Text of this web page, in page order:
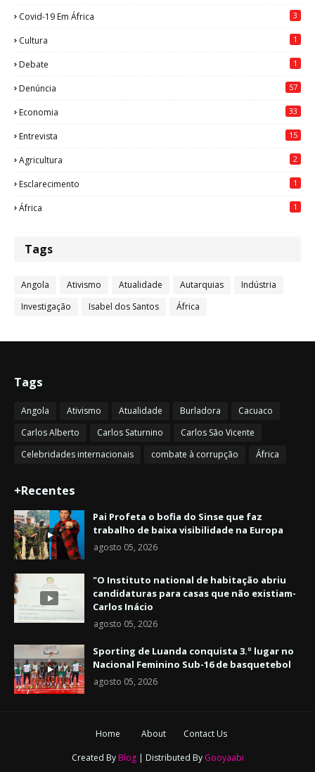
Covid-19 Em África 3
Cultura 1
Debate 1
Denúncia 57
Economia 33
Entrevista 15
Agricultura 2
Esclarecimento 1
África 1
Tags
Angola Ativismo Atualidade Autarquias
Indústria
Investigação
Isabel dos Santos África
Tags
Angola Ativismo Atualidade Burladora
Cacuaco
Carlos Alberto
Carlos Saturnino
Carlos São Vicente
Celebridades internacionais
combate à corrupção África
+Recentes
Pai Profeta o bofia do Sinse que faz
trabalho de baixa visibilidade na Europa
agosto 05, 2026
"O Instituto national de habitação abriu
candidaturas para casas que não existiam-
Carlos Inácio
agosto 05, 2026
Sporting de Luanda conquista 3.º lugar no
Nacional Feminino Sub-16 de basquetebol
agosto 05, 2026
Home About
Contact Us
Created By Blog| Distributed By Gooyaabi